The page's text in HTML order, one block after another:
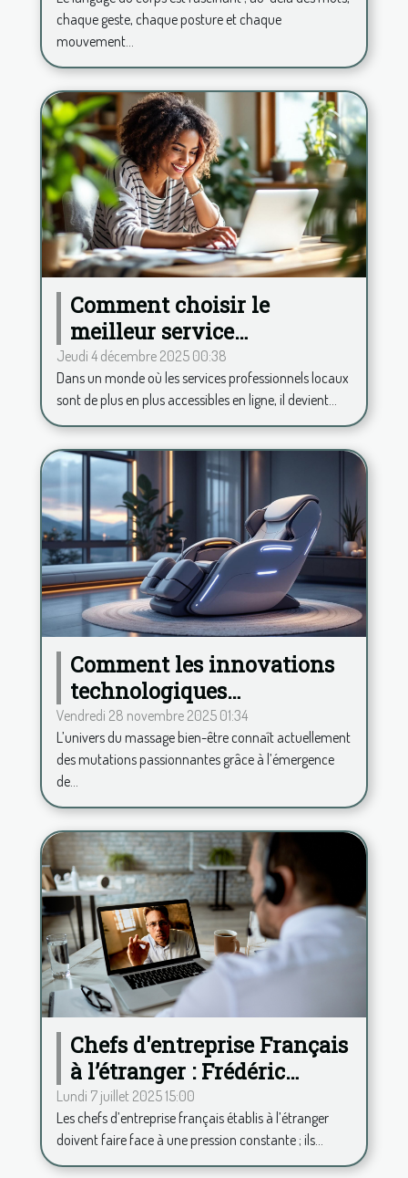
chaque geste, chaque posture et chaque
mouvement...
Comment choisir le
meilleur service
professionnel local en
ligne ?
Jeudi 4 décembre 2025 00:38
Dans un monde où les services professionnels locaux
sont de plus en plus accessibles en ligne, il devient...
Comment les innovations
technologiques
transforment-elles le
secteur du massage bien-
être ?
Vendredi 28 novembre 2025 01:34
L’univers du massage bien-être connaît actuellement
des mutations passionnantes grâce à l’émergence
de...
Chefs d'entreprise Français
à l’étranger : Frédéric
Duplessy propose une
analyse psy à distance
Lundi 7 juillet 2025 15:00
Les chefs d’entreprise français établis à l’étranger
doivent faire face à une pression constante ; ils...